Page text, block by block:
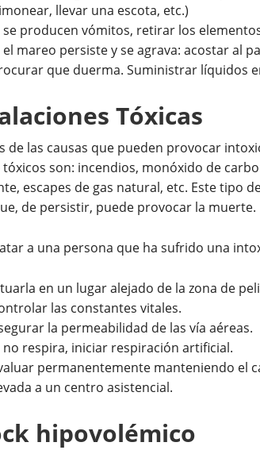
llevar una escota, etc.)
se producen vómitos, retirar los
el mareo persiste y se agrava: acostar al
que duerma. Suministrar líquidos
Tóxicas
de las causas que pueden provocar
son: incendios, monóxido de
escapes de gas natural, etc. Este tipo
de persistir, puede provocar la muerte.
a una persona que ha sufrido una
en un lugar alejado de la zona de
las constantes vitales.
la permeabilidad de las vía aéreas.
no respira, iniciar respiración artificial.
permanentemente manteniendo el
a un centro asistencial.
hipovolémico